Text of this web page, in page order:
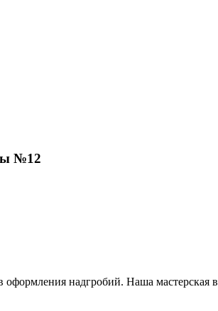
№12
надгробий. Наша мастерская в